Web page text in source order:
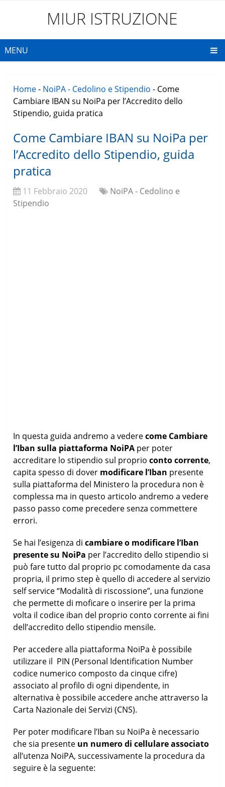
MIUR ISTRUZIONE
MENU
Home- NoiPA - Cedolino e Stipendio - Come
Cambiare IBAN su NoiPa per l’Accredito dello
Stipendio, guida pratica
Come Cambiare IBAN su NoiPa per
l’Accredito dello Stipendio, guida
pratica
11 Febbraio 2020
NoiPA - Cedolino e
Stipendio
In questa guida andremo a vederecome Cambiare
l’Iban sulla piattaforma NoiPA per poter
accreditare lo stipendio sul proprioconto corrente,
capita spesso di dover modificare l’Iban presente
sulla piattaforma del Ministero la procedura non è
complessa ma in questo articolo andremo a vedere
passo passo come precedere senza commettere
errori.
Se hai l’esigenza dicambiare o modificare l’Iban
presente su NoiPa per l’accredito dello stipendio si
può fare tutto dal proprio pc comodamente da casa
propria, il primo step è quello di accedere al servizio
self service “Modalità di riscossione”, una funzione
che permette di moficare o inserire per la prima
volta il codice iban del proprio conto corrente ai fini
dell’accredito dello stipendio mensile.
Per accedere alla piattaforma NoiPa è possibile
utilizzare il PIN (Personal Identification Number
codice numerico composto da cinque cifre)
associato al profilo di ogni dipendente, in
alternativa è possibile accedere anche attraverso la
Carta Nazionale dei Servizi (CNS).
Per poter modificare l’Iban su NoiPa è necessario
che sia presente un numero di cellulare associato
all’utenza NoiPA, successivamente la procedura da
seguire è la seguente: